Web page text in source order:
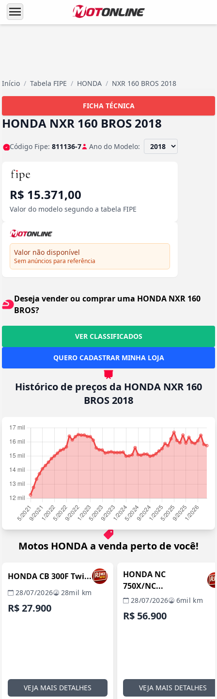
menu
Início / Tabela FIPE / HONDA / NXR 160 BROS 2018
FICHA TÉCNICA
HONDA NXR 160 BROS 2018
Código Fipe: 811136-7 Ano do Modelo:
R$ 15.371,00
Valor do modelo segundo a tabela FIPE
Valor não disponível
Sem anúncios para referência
Deseja vender ou comprar uma HONDA NXR 160
BROS?
VER CLASSIFICADOS
QUERO CADASTRAR MINHA LOJA
Histórico de preços da HONDA NXR 160
BROS 2018
Motos HONDA a venda perto de você!
REVENDA VERIFICADA
HONDA CB 300F Twi...
28/07/2026 28mil km
R$ 27.900
VEJA MAIS DETALHES
REVENDA VERIFICADA
HONDA NC
750X/NC...
28/07/2026 6mil km
R$ 56.900
VEJA MAIS DETALHES